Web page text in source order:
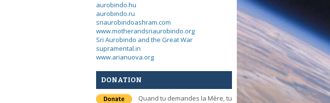
aurobindo.hu
aurobindo.ru
sriaurobindoashram.com
www.motherandsriaurobindo.org
Sri Aurobindo and the Great War
supramental.in
www.arianuova.org
DONATION
Quand tu demandes la Mère, tu